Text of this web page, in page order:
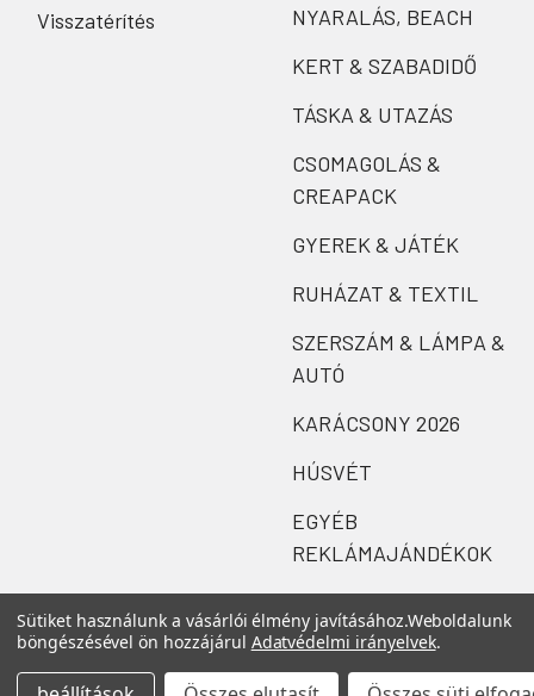
Visszatérítés
NYARALÁS, BEACH
KERT & SZABADIDŐ
TÁSKA & UTAZÁS
CSOMAGOLÁS &
CREAPACK
GYEREK & JÁTÉK
RUHÁZAT & TEXTIL
SZERSZÁM & LÁMPA &
AUTÓ
KARÁCSONY 2026
HÚSVÉT
EGYÉB
REKLÁMAJÁNDÉKOK
Sütiket használunk a vásárlói élmény javításához.Weboldalunk
böngészésével ön hozzájárul Adatvédelmi irányelvek.